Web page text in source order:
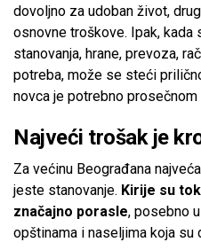
dovoljno za udoban život,
osnovne troškove. Ipak, kada
stanovanja, hrane, prevoza,
potreba, može se steći
novca je potrebno
Najveći trošak je
Za većinu Beograđana
jeste stanovanje. Kirije su
značajno porasle, posebno
opštinama i naseljima koja